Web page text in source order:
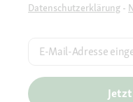
Datenschutzerklärung -
E-Mail-Adresse